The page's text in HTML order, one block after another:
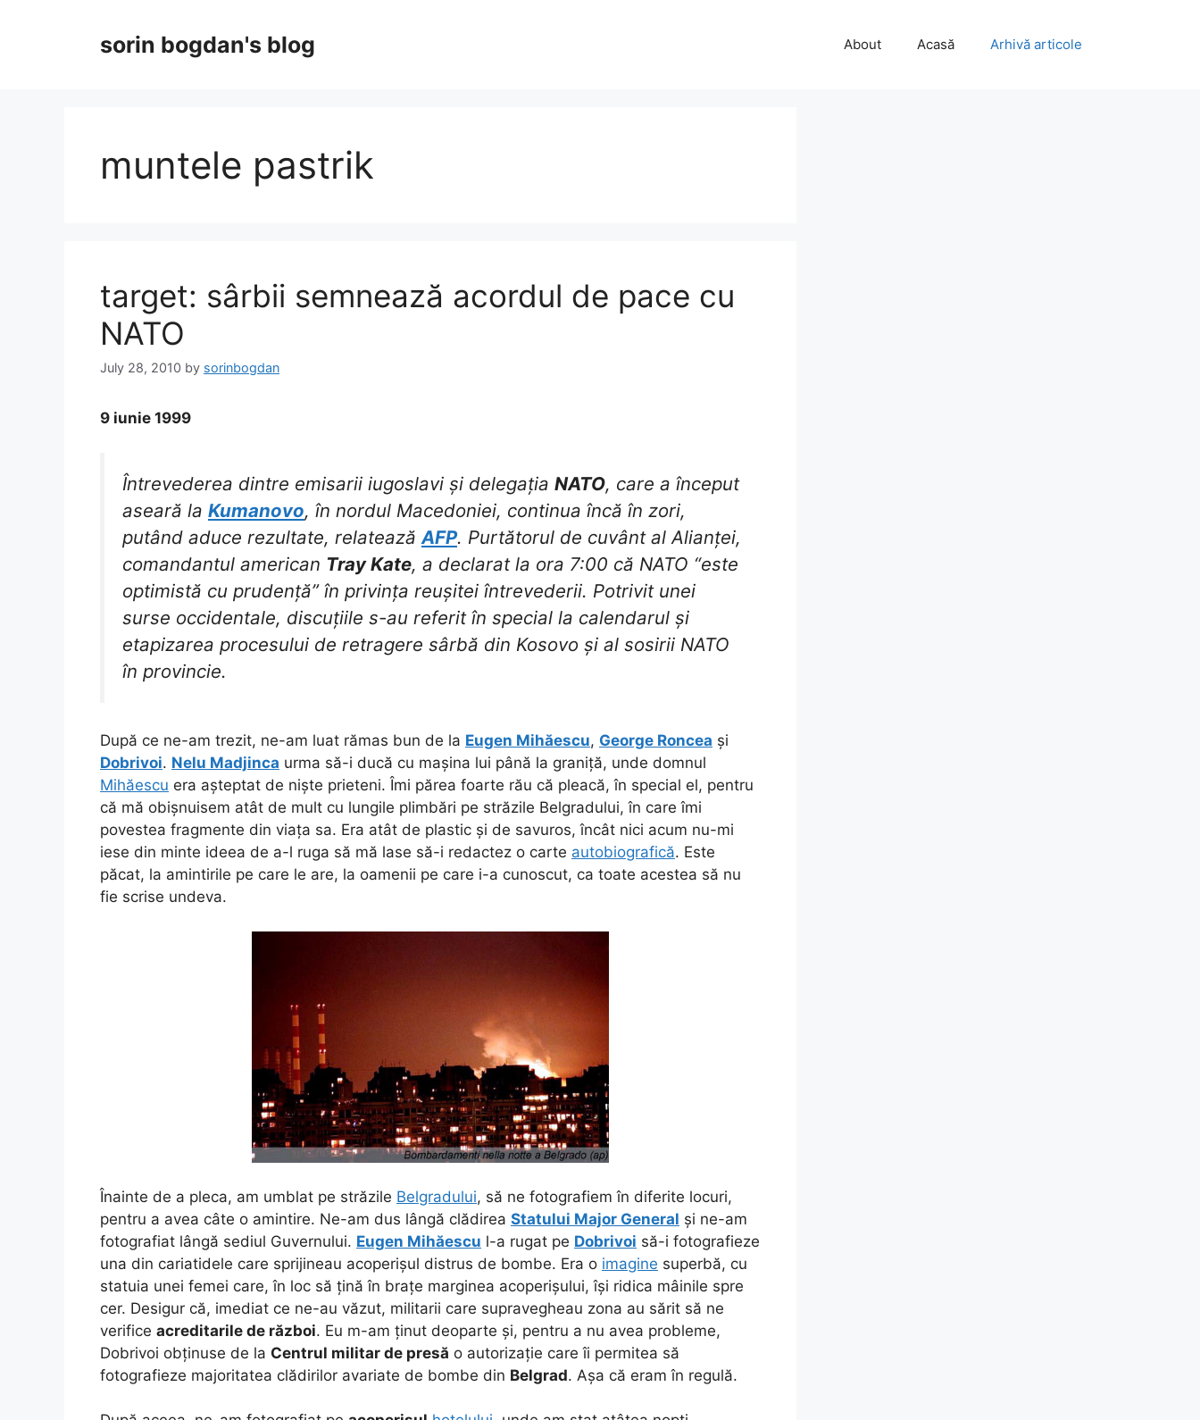
sorin bogdan's blog About Acasă Arhivă articole
muntele pastrik
target: sârbii semnează acordul de pace cu
NATO
July 28, 2010 by sorinbogdan
9 iunie 1999
Întrevederea dintre emisarii iugoslavi și delegația NATO, care a început
aseară la Kumanovo, în nordul Macedoniei, continua încă în zori,
putând aduce rezultate, relatează AFP. Purtătorul de cuvânt al Alianței,
comandantul american Tray Kate, a declarat la ora 7:00 că NATO “este
optimistă cu prudență” în privința reușitei întrevederii. Potrivit unei
surse occidentale, discuțiile s-au referit în special la calendarul și
etapizarea procesului de retragere sârbă din Kosovo și al sosirii NATO
în provincie.
După ce ne-am trezit, ne-am luat rămas bun de la Eugen Mihăescu, George Roncea și
Dobrivoi. Nelu Madjinca urma să-i ducă cu mașina lui până la graniță, unde domnul
Mihăescu era așteptat de niște prieteni. Îmi părea foarte rău că pleacă, în special el, pentru
că mă obișnuisem atât de mult cu lungile plimbări pe străzile Belgradului, în care îmi
povestea fragmente din viața sa. Era atât de plastic și de savuros, încât nici acum nu-mi
iese din minte ideea de a-l ruga să mă lase să-i redactez o carte autobiografică. Este
păcat, la amintirile pe care le are, la oamenii pe care i-a cunoscut, ca toate acestea să nu
fie scrise undeva.
Înainte de a pleca, am umblat pe străzile Belgradului, să ne fotografiem în diferite locuri,
pentru a avea câte o amintire. Ne-am dus lângă clădirea Statului Major General și ne-am
fotografiat lângă sediul Guvernului. Eugen Mihăescu l-a rugat pe Dobrivoi să-i fotografieze
una din cariatidele care sprijineau acoperișul distrus de bombe. Era o imagine superbă, cu
statuia unei femei care, în loc să țină în brațe marginea acoperișului, își ridica mâinile spre
cer. Desigur că, imediat ce ne-au văzut, militarii care supravegheau zona au sărit să ne
verifice acreditarile de război. Eu m-am ținut deoparte și, pentru a nu avea probleme,
Dobrivoi obținuse de la Centrul militar de presă o autorizație care îi permitea să
fotografieze majoritatea clădirilor avariate de bombe din Belgrad. Așa că eram în regulă.